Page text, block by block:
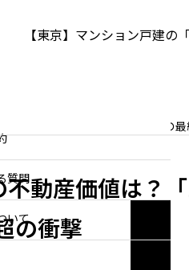
す
客様へ
社様へ
質問
いて
覧
【東京】マンション戸建の
年
動産価値は？「100年に一度」の
不動産価値は？
の衝撃